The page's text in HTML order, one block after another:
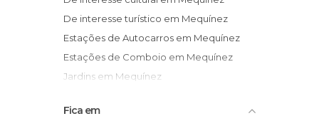
De interesse turístico em Mequínez
Estações de Autocarros em Mequínez
Estações de Comboio em Mequínez
Jardins em Mequínez
Mercados em Mequínez
Fica em